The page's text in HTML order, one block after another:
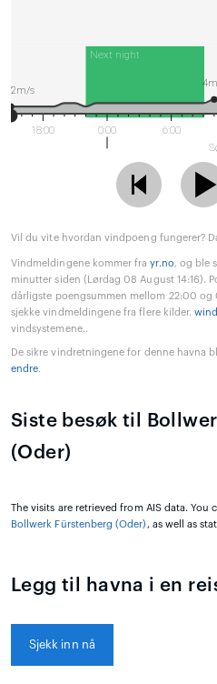
Next night
18:00 0:00 6:00
2m/s
Vil du vite hvordan vindpoeng fungerer?
Vindmeldingene kommer frayr.no, og ble
minutter siden (Lørdag 08 August 14:16).
dårligste poengsummen mellom 22:00
sjekke vindmeldingene fra flere kilder.
vindsystemene..
De sikre vindretningene for denne havna
endre.
Siste besøk til
(Oder)
The visits are retrieved from AIS data.
Bollwerk Fürstenberg (Oder), as well as
Legg til havna i en
Sjekk inn nå